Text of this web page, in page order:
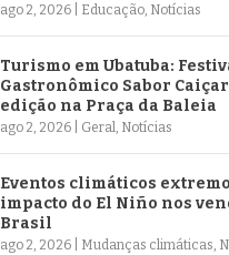
ago 2, 2026 Educação, Notícias
Turismo em Ubatuba:
Gastronômico Sabor
edição na Praça da Baleia
ago 2, 2026 Geral, Notícias
Eventos climáticos
impacto do El Niño nos
Brasil
ago 2, 2026 Mudanças climáticas,